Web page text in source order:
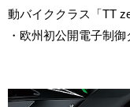
動バイククラス「TT
・欧州初公開電子制御